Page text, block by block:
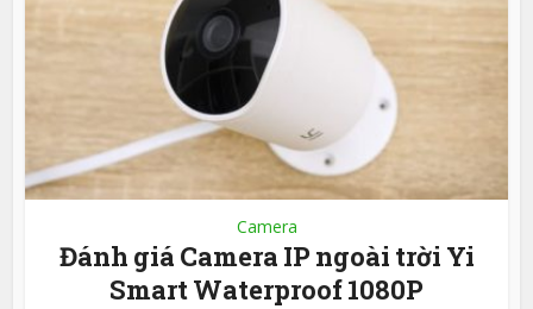
Camera
Đánh giá Camera IP ngoài trời Yi
Smart Waterproof 1080P